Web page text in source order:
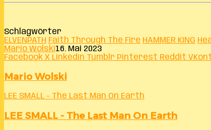
Schlagwörter
ELVENPATH Faith Through The Fire HAMMER KING
Mario Wolski16. Mai 2023
Facebook X LinkedIn Tumblr Pinterest Reddit
Mario Wolski
LEE SMALL - The Last Man On Earth
LEE SMALL - The Last Man On Earth